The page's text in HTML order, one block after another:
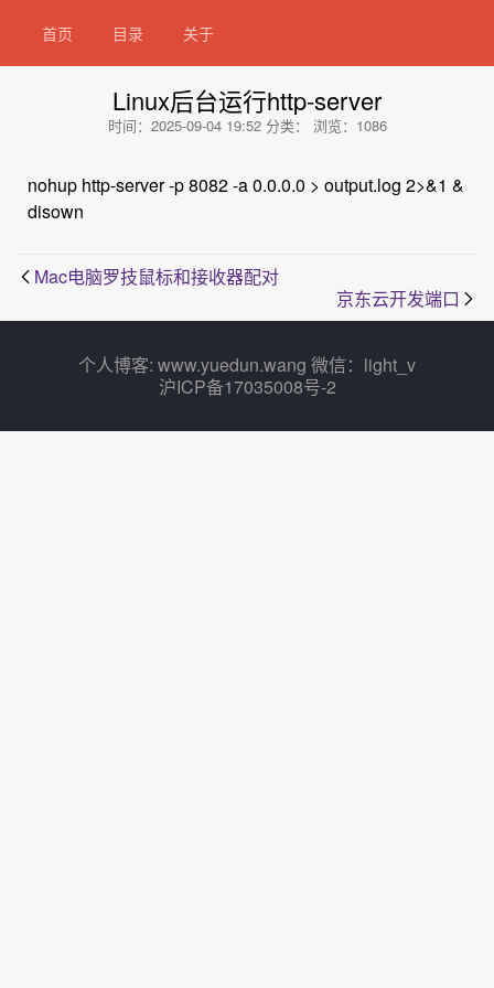
首页 目录 关于
Linux后台运行http-server
时间：2025-09-04 19:52 分类： 浏览：1086
nohup http-server -p 8082 -a 0.0.0.0 > output.log 2>&1 &
disown
Mac电脑罗技鼠标和接收器配对
京东云开发端口
个人博客: www.yuedun.wang 微信：light_v
沪ICP备17035008号-2